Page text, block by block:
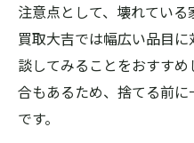
注意点として、壊れている
買取大吉では幅広い品目
談してみることをおすす
合もあるため、捨てる前
です。